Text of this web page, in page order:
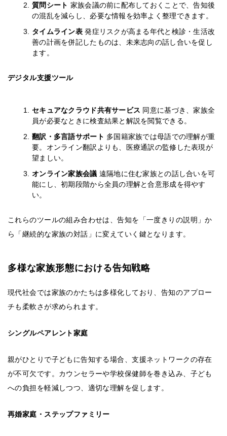
質問シート 家族会議の前に配布しておくことで、告知後
の混乱を減らし、必要な情報を効率よく整理できます。
タイムライン表発症リスクが高まる年代と検診・生活改
善の計画を併記したものは、未来志向の話し合いを促し
ます。
デジタル支援ツール
セキュアなクラウド共有サービス 同意に基づき、家族全
員が必要なときに検査結果と解説を閲覧できる。
翻訳・多言語サポート 多国籍家族では母語での理解が重
要。オンライン翻訳よりも、医療通訳の監修した表現が
望ましい。
オンライン家族会議 遠隔地に住む家族との話し合いを可
能にし、初期段階から全員の理解と合意形成を得やす
い。
これらのツールの組み合わせは、告知を「一度きりの説明」か
ら「継続的な家族の対話」に変えていく鍵となります。
多様な家族形態における告知戦略
現代社会では家族のかたちは多様化しており、告知のアプロー
チも柔軟さが求められます。
シングルペアレント家庭
親がひとりで子どもに告知する場合、支援ネットワークの存在
が不可欠です。カウンセラーや学校保健師を巻き込み、子ども
への負担を軽減しつつ、適切な理解を促します。
再婚家庭・ステップファミリー